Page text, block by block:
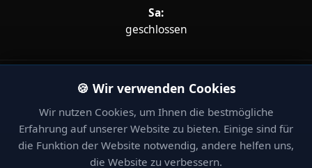
Sa:
geschlossen
Unsere Partner – Ihre Stärke.
🍪 Wir verwenden Cookies
Wir nutzen Cookies, um Ihnen die bestmögliche
Erfahrung auf unserer Website zu bieten. Einige sind für
die Funktion der Website notwendig, andere helfen uns,
die Website zu verbessern.